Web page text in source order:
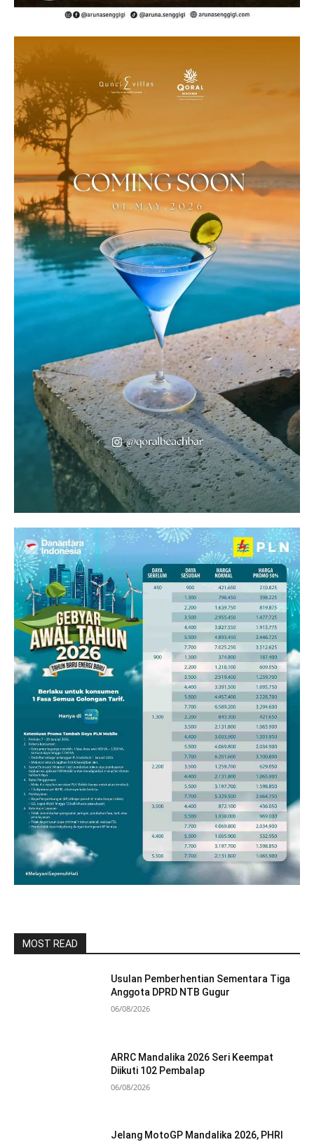
MOST READ
Usulan Pemberhentian Sementara Tiga
Anggota DPRD NTB Gugur
06/08/2026
ARRC Mandalika 2026 Seri Keempat
Diikuti 102 Pembalap
06/08/2026
Jelang MotoGP Mandalika 2026, PHRI